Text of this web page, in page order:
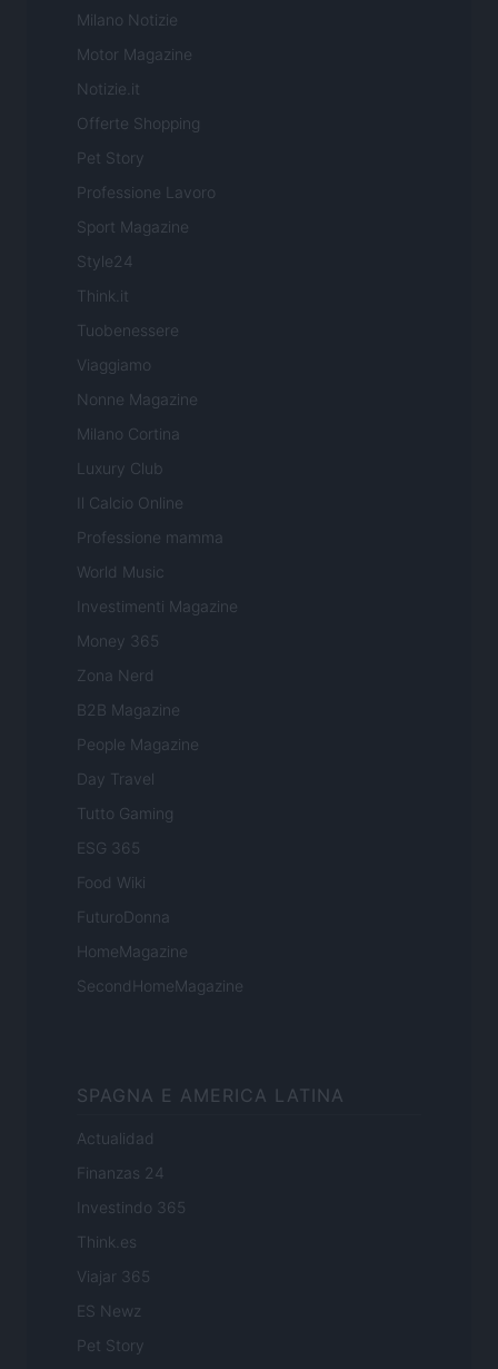
Milano Notizie
Motor Magazine
Notizie.it
Offerte Shopping
Pet Story
Professione Lavoro
Sport Magazine
Style24
Think.it
Tuobenessere
Viaggiamo
Nonne Magazine
Milano Cortina
Luxury Club
Il Calcio Online
Professione mamma
World Music
Investimenti Magazine
Money 365
Zona Nerd
B2B Magazine
People Magazine
Day Travel
Tutto Gaming
ESG 365
Food Wiki
FuturoDonna
HomeMagazine
SecondHomeMagazine
SPAGNA E AMERICA LATINA
Actualidad
Finanzas 24
Investindo 365
Think.es
Viajar 365
ES Newz
Pet Story